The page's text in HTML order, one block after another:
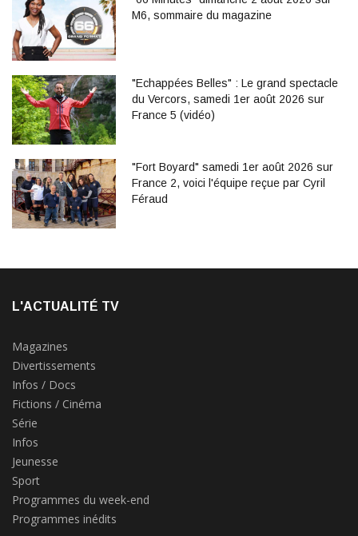
M6, sommaire du magazine
"Echappées Belles" : Le grand spectacle
du Vercors, samedi 1er août 2026 sur
France 5 (vidéo)
"Fort Boyard" samedi 1er août 2026 sur
France 2, voici l'équipe reçue par Cyril
Féraud
L'ACTUALITÉ TV
Magazines
Divertissements
Infos / Docs
Fictions / Cinéma
Série
Infos
Jeunesse
Sport
Programmes du week-end
Programmes inédits